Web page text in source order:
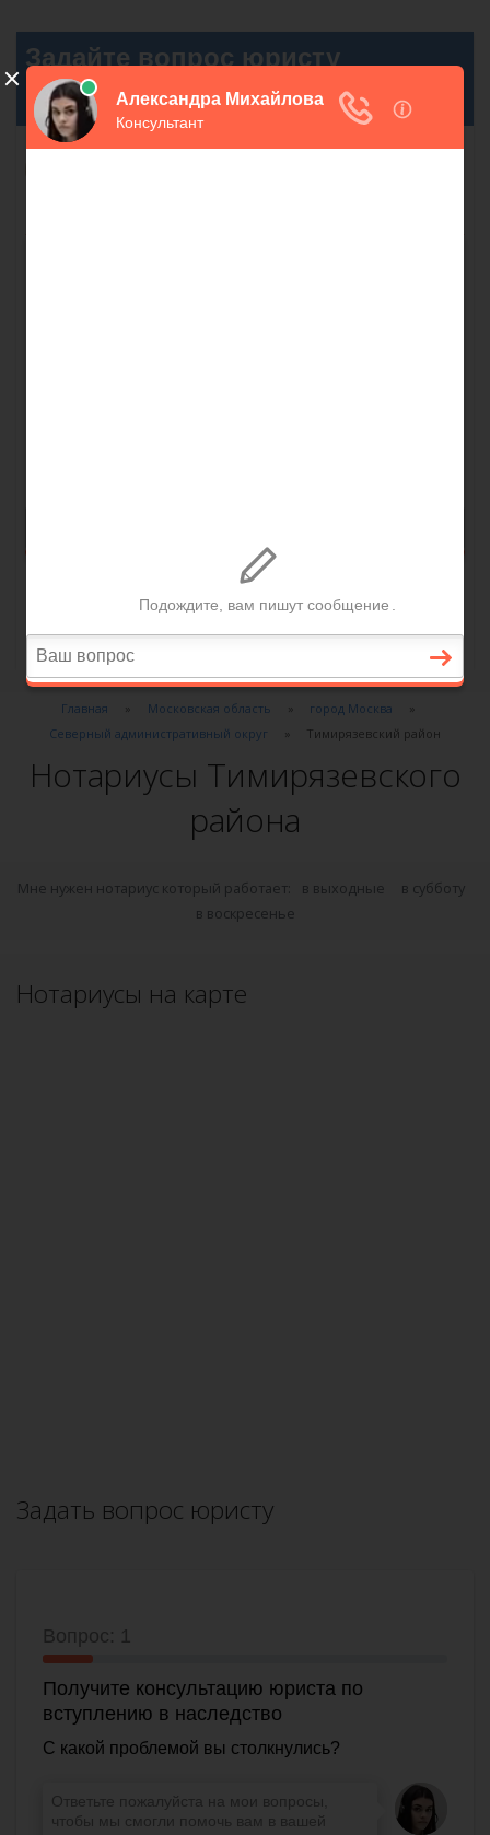
Главная Московская область
город Москва
Северный административный округ
Тимирязевский район
Нотариусы Тимирязевского
района
Мне нужен нотариус который работает: в выходные
в субботу
в воскресенье
Нотариусы на карте
Задать вопрос юристу